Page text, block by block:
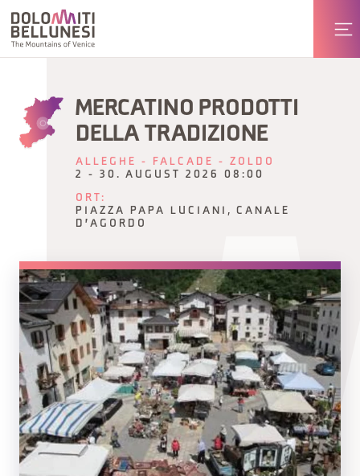
MERCATINO PRODOTTI
DELLA TRADIZIONE
ALLEGHE - FALCADE - ZOLDO
2 - 30. AUGUST 2026 08:00
ORT:
PIAZZA PAPA LUCIANI, CANALE
D'AGORDO